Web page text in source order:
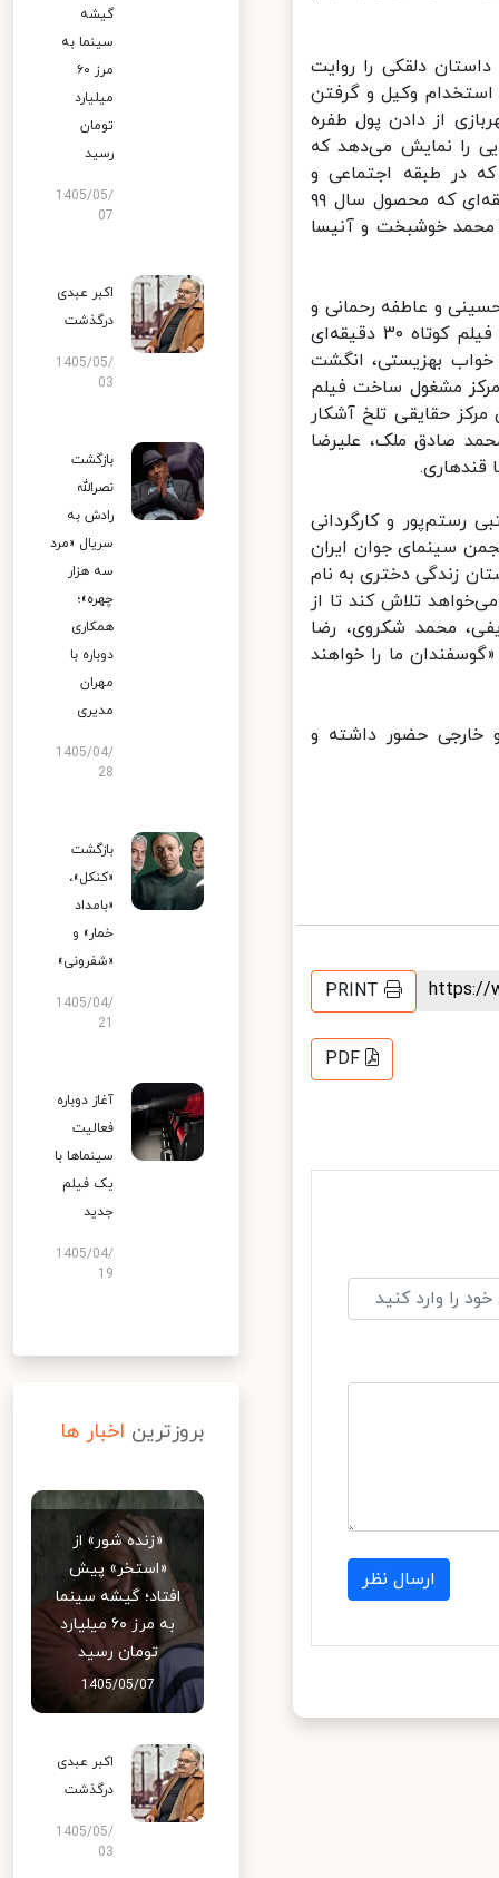
دلقکی را روایت
وکیل و گرفتن
از دادن پول طفره
را نمایش می‌دهد که
طبقه اجتماعی و
اقتصادی بالاتری از آن‌ها زندگی می‌کنند. بازیگران این فیلم کوتاه ۲۵ دقیقه‌ای که محصول سال ۹۹
محمد خوشبخت و آنیسا
و عاطفه رحمانی و
تهیه‌کنندگی و کارگردانی حسین میرزامحمدی است. در خلاصه داستان این فیلم کوتاه ۳۰ دقیقه‌ای
بهزیستی،‌ انگشت
مشغول ساخت فیلم
حقایقی تلخ آشکار
صادق ملک، علیرضا
رستم‌پور و کارگردانی
سینمای جوان ایران
زندگی دختری به نام
تلاش کند تا از
محمد شکروی، رضا
ما را خواهند
حضور داشته و
PRINT
PDF
ارسال نظر
گیشه
سینما به
مرز ۶۰
میلیارد
تومان
رسید
1405/05/
07
اکبر عبدی
درگذشت
1405/05/
03
بازگشت
نصرالله
رادش به
سریال «مرد
سه هزار
چهره»؛
همکاری
دوباره با
مهران
مدیری
1405/04/
28
بازگشت
«کنکل»،
«بامداد
خمار» و
«شفرونی»
1405/04/
آغاز دوباره
فعالیت
سینماها با
یک فیلم
جدید
1405/04/
19
بروزترین اخبار ها
«زنده شور» از
«استخر» پیش
افتاد؛ گیشه سینما
به مرز ۶۰ میلیارد
تومان رسید
1405/05/07
اکبر عبدی
درگذشت
1405/05/
03